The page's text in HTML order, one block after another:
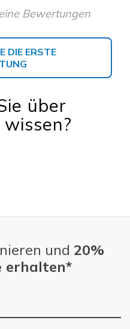
Bewertungen
DIE ERSTE
über
und 20%
erhalten*